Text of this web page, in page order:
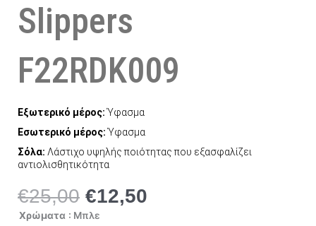
Slippers
F22RDK009
Εξωτερικό μέρος:Ύφασμα
Εσωτερικό μέρος:Ύφασμα
Σόλα: Λάστιχο υψηλής ποιότητας που εξασφαλίζει
αντιολισθητικότητα
€25,00 Original
price
€12,50
Χρώματα : Μπλε
Fleece